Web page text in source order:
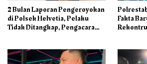
2 Bulan Laporan Pengeroyokan
di Polsek Helvetia, Pelaku
Tidak Ditangkap, Pengacara
Fakta